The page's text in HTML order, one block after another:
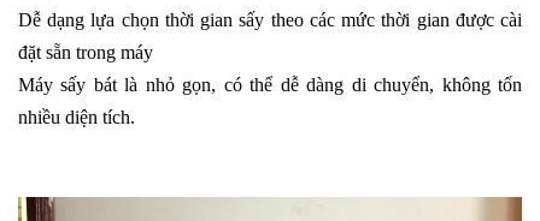
Dễ dạng lựa chọn thời gian sấy theo các mức thời gian được cài
đặt sẵn trong máy
Máy sấy bát là nhỏ gọn, có thể dễ dàng di chuyển, không tốn
nhiều diện tích.